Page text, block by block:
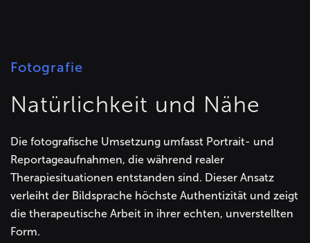
Fotografie
Natürlichkeit und Nähe
Die fotografische Umsetzung umfasst Portrait- und
Reportageaufnahmen, die während realer
Therapiesituationen entstanden sind. Dieser Ansatz
verleiht der Bildsprache höchste Authentizität und zeigt
die therapeutische Arbeit in ihrer echten, unverstellten
Form.